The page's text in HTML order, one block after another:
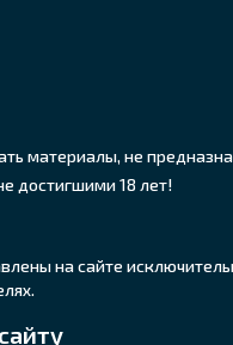
материалы, не
достигшими 18 лет!
на сайте